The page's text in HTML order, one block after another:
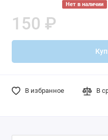
Нет в наличии
150 ₽
В избранное В